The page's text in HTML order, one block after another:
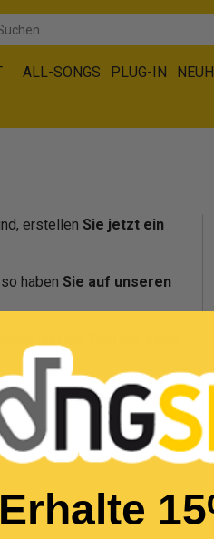
ALL-SONGS PLUG-IN
erstellen Sie jetzt ein
haben Sie auf unseren
und die Titel aus ihrem
Sie stets über unsere
Erhalte